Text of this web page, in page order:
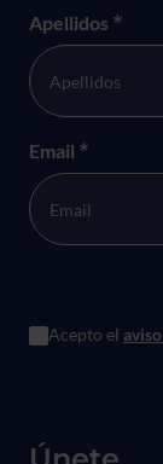
Apellidos *
Email *
Acepto el
Menú principal